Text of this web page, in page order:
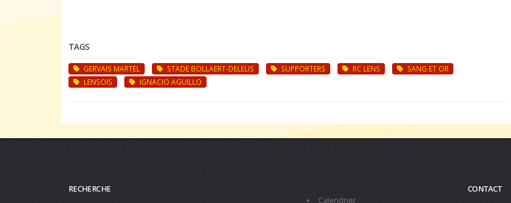
TAGS
GERVAIS MARTEL STADE BOLLAERT-DELELIS SUPPORTERS RC LENS
SANG ET OR
LENSOIS
IGNACIO AGUILLO
RECHERCHE
Calendrier
CONTACT